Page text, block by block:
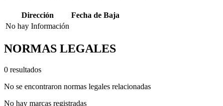
Dirección
Fecha de Baja
No hay Información
NORMAS LEGALES
0 resultados
No se encontraron normas legales relacionadas
No hay marcas registradas